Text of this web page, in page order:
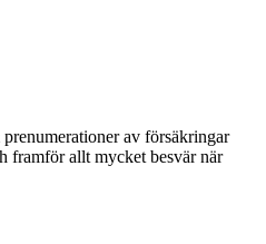
av försäkringar
framför allt mycket besvär när